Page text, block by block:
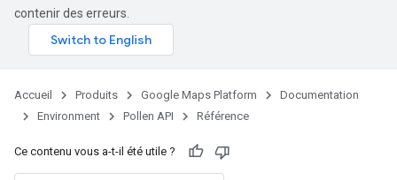
contenir des erreurs.
Accueil Produits Google Maps Platform
Documentation
Environment
Pollen API Référence
Ce contenu vous a-t-il été utile ?